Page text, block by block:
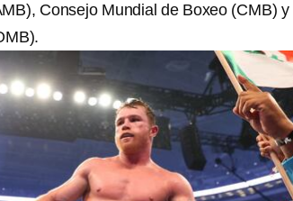
Consejo Mundial de Boxeo (CMB) y